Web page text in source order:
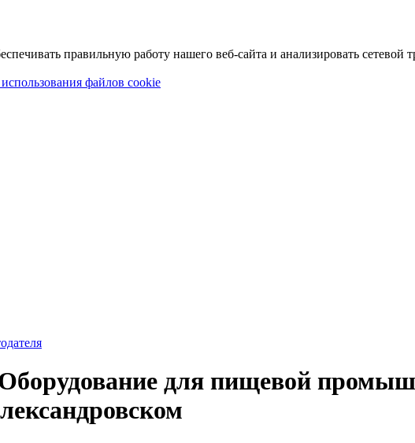
правильную работу нашего веб-сайта и анализировать сетевой
файлов cookie
для пищевой